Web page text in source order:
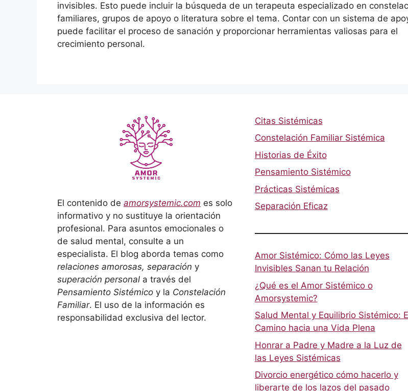
invisibles. Esto puede incluir la búsqueda de un terapeuta especializado en
familiares, grupos de apoyo o literatura sobre el tema. Contar con un sistema de
puede facilitar el proceso de sanación y proporcionar herramientas valiosas para el
crecimiento personal.
El contenido de amorsystemic.com es solo
informativo y no sustituye la orientación
profesional. Para asuntos emocionales o
de salud mental, consulte a un
especialista. El blog aborda temas como
relaciones amorosas, separación y
superación personal a través del
Pensamiento Sistémico y la Constelación
Familiar. El uso de la información es
responsabilidad exclusiva del lector.
Citas Sistémicas
Constelación Familiar Sistémica
Historias de Éxito
Pensamiento Sistémico
Prácticas Sistémicas
Separación Eficaz
Amor Sistémico: Cómo las Leyes
Invisibles Sanan tu Relación
¿Qué es el Amor Sistémico o
Amorsystemic?
Salud Mental y Equilibrio Sistémico:
Camino hacia una Vida Plena
Honrar a Padre y Madre a la Luz de
las Leyes Sistémicas
Divorcio energético cómo hacerlo y
liberarte de los lazos del pasado